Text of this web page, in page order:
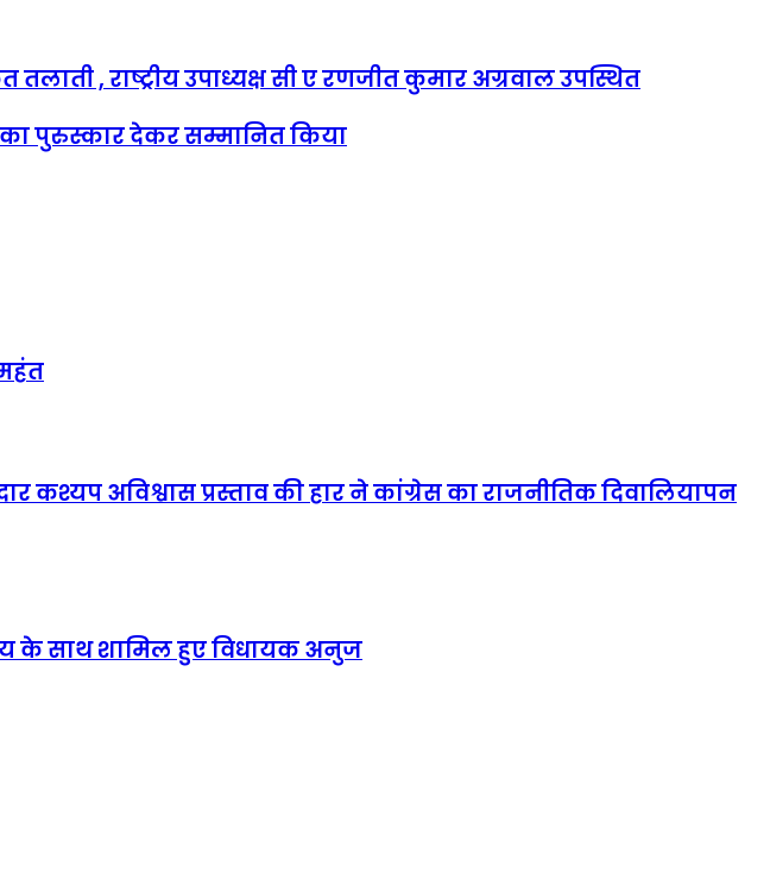
, राष्ट्रीय उपाध्यक्ष सी ए रणजीत कुमार अग्रवाल उपस्थित
पुरुस्कार देकर सम्मानित किया
कश्यप अविश्वास प्रस्ताव की हार ने कांग्रेस का राजनीतिक दिवालियापन
के साथ शामिल हुए विधायक अनुज